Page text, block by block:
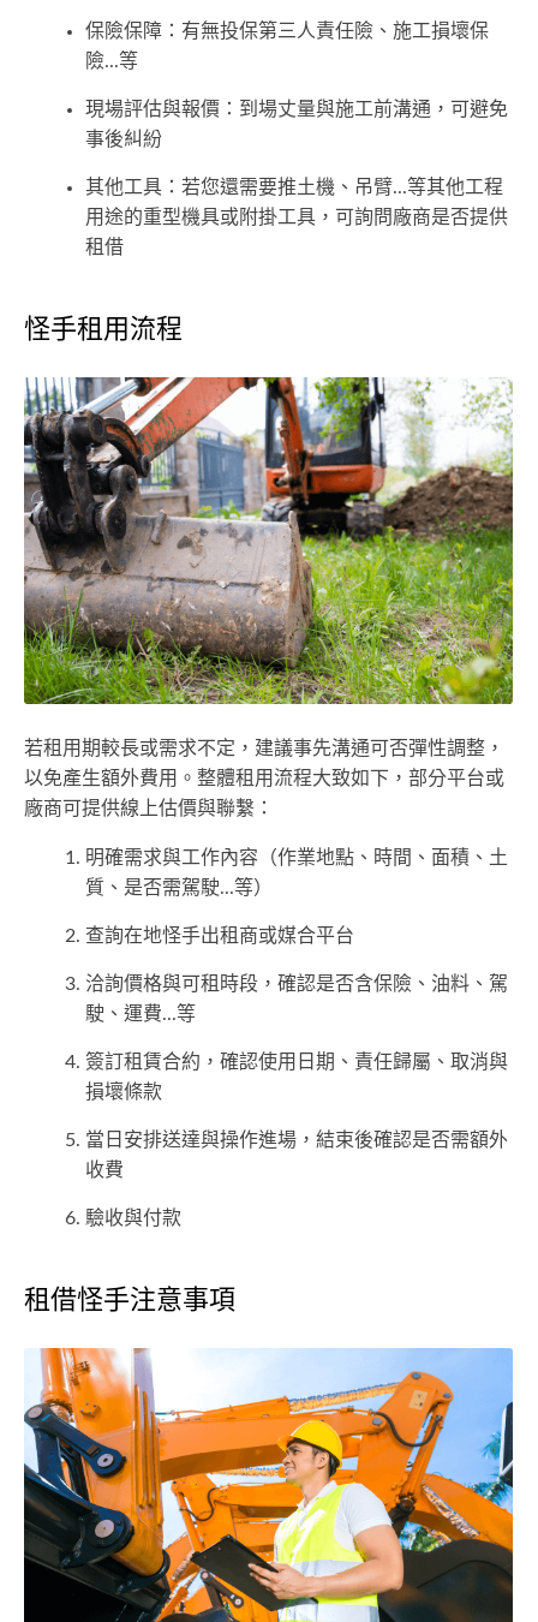
保險保障：有無投保第三人責任險、施工損壞保
險...等
現場評估與報價：到場丈量與施工前溝通，可避免
事後糾紛
其他工具：若您還需要推土機、吊臂...等其他工程
用途的重型機具或附掛工具，可詢問廠商是否提供
租借
怪手租用流程
若租用期較長或需求不定，建議事先溝通可否彈性調整，
以免產生額外費用。整體租用流程大致如下，部分平台或
廠商可提供線上估價與聯繫：
明確需求與工作內容（作業地點、時間、面積、土
質、是否需駕駛...等）
查詢在地怪手出租商或媒合平台
洽詢價格與可租時段，確認是否含保險、油料、駕
駛、運費...等
簽訂租賃合約，確認使用日期、責任歸屬、取消與
損壞條款
當日安排送達與操作進場，結束後確認是否需額外
收費
驗收與付款
租借怪手注意事項